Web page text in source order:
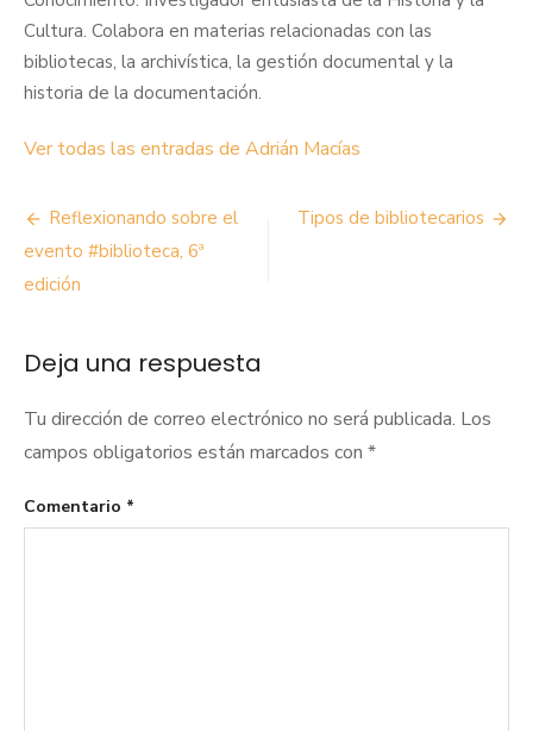
Cultura. Colabora en materias relacionadas con las
bibliotecas, la archivística, la gestión documental y la
historia de la documentación.
Ver todas las entradas de Adrián Macías
Navegación
de
entradas
Reflexionando sobre el
evento #biblioteca, 6ª
edición
Tipos de bibliotecarios
Deja una respuesta
Tu dirección de correo electrónico no será publicada. Los
campos obligatorios están marcados con *
Comentario *